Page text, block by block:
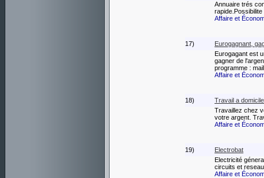
Annuaire trés
Affaire et
17)
Eurogagnant,
Eurogagant est
gagner de
programme :
Affaire et
18)
Travail a
Travaillez chez
votre argent.
Affaire et
19)
Electrobat
Electricité
circuits et
Affaire et